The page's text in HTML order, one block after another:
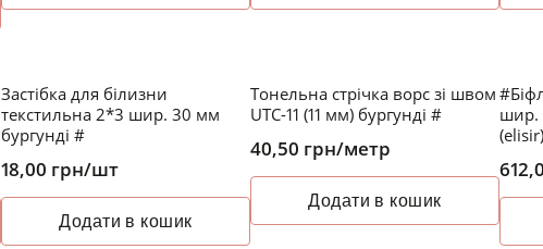
Застібка для білизни
текстильна 2*3 шир. 30 мм
бургунді #
18,00 грн/шт
Додати в кошик
Тонельна стрічка ворс зі швом
UTC-11 (11 мм) бургунді #
40,50 грн/метр
Додати в кошик
шир.
(elisir)